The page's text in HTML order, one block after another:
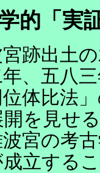
的「実
跡出土の
、五八
体比法
開を見せ
宮の考
立する